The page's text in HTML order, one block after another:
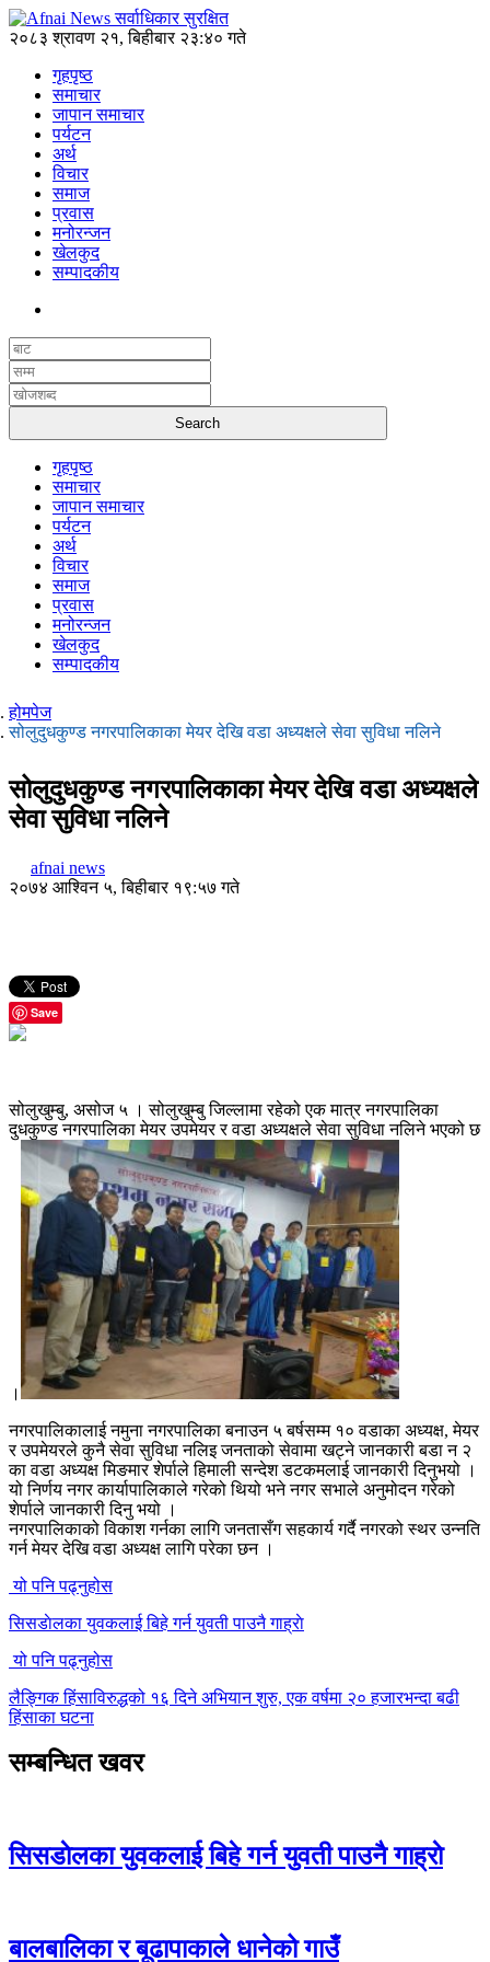
२०८३ श्रावण २१, बिहीबार २३:४० गते
गृहपृष्ठ
समाचार
जापान समाचार
पर्यटन
अर्थ
विचार
समाज
प्रवास
मनोरन्जन
खेलकुद
सम्पादकीय
गृहपृष्ठ
समाचार
जापान समाचार
पर्यटन
अर्थ
विचार
समाज
प्रवास
मनोरन्जन
खेलकुद
सम्पादकीय
होमपेज
सोलुदुधकुण्ड नगरपालिकाका मेयर देखि वडा अध्यक्षले सेवा सुविधा नलिने
सोलुदुधकुण्ड नगरपालिकाका मेयर देखि वडा अध्यक्षले
सेवा सुविधा नलिने
afnai news
२०७४ आश्विन ५, बिहीबार १९:५७ गते
Save
सोलुखुम्बु, असोज ५ । सोलुखुम्बु जिल्लामा रहेको एक मात्र नगरपालिका
दुधकुण्ड नगरपालिका मेयर उपमेयर र वडा अध्यक्षले सेवा सुविधा नलिने भएको छ
।
नगरपालिकालाई नमुना नगरपालिका बनाउन ५ बर्षसम्म १० वडाका अध्यक्ष, मेयर
र उपमेयरले कुनै सेवा सुविधा नलिइ जनताको सेवामा खट्ने जानकारी बडा न २
का वडा अध्यक्ष मिङमार शेर्पाले हिमाली सन्देश डटकमलाई जानकारी दिनुभयो ।
यो निर्णय नगर कार्यापालिकाले गरेको थियो भने नगर सभाले अनुमोदन गरेको
शेर्पाले जानकारी दिनु भयो ।
नगरपालिकाको विकाश गर्नका लागि जनतासँग सहकार्य गर्दै नगरको स्थर उन्नति
गर्न मेयर देखि वडा अध्यक्ष लागि परेका छन ।
यो पनि पढ्नुहोस
सिसडाेलका युवकलाई बिहे गर्न युवती पाउनै गाह्राे
यो पनि पढ्नुहोस
लैङ्गिक हिंसाविरुद्धको १६ दिने अभियान शुरु, एक वर्षमा २० हजारभन्दा बढी
हिंसाका घटना
सम्बन्धित खवर
सिसडाेलका युवकलाई बिहे गर्न युवती पाउनै गाह्राे
बालबालिका र बूढापाकाले धानेको गाउँ